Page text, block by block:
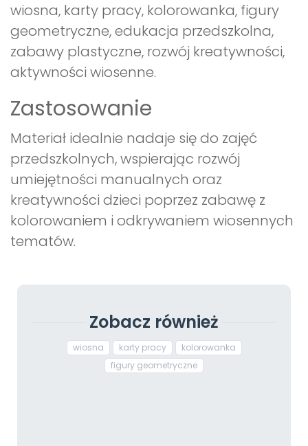
wiosna, karty pracy, kolorowanka, figury
geometryczne, edukacja przedszkolna,
zabawy plastyczne, rozwój kreatywności,
aktywności wiosenne.
Zastosowanie
Materiał idealnie nadaje się do zajęć
przedszkolnych, wspierając rozwój
umiejętności manualnych oraz
kreatywności dzieci poprzez zabawę z
kolorowaniem i odkrywaniem wiosennych
tematów.
Zobacz również
wiosna karty pracy
kolorowanka
figury geometryczne